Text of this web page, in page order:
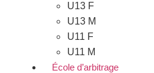
U13 F
U13 M
U11 F
U11 M
École d’arbitrage